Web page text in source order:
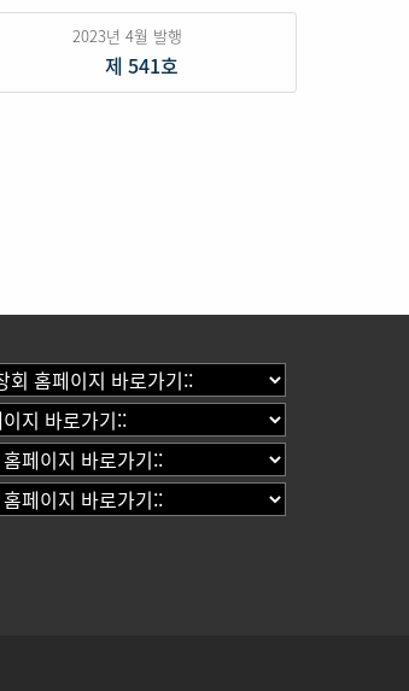
2023년 4월 발행
제 541호